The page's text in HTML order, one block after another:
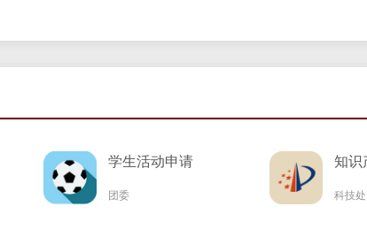
学生活动申请
团委
知识
科技处